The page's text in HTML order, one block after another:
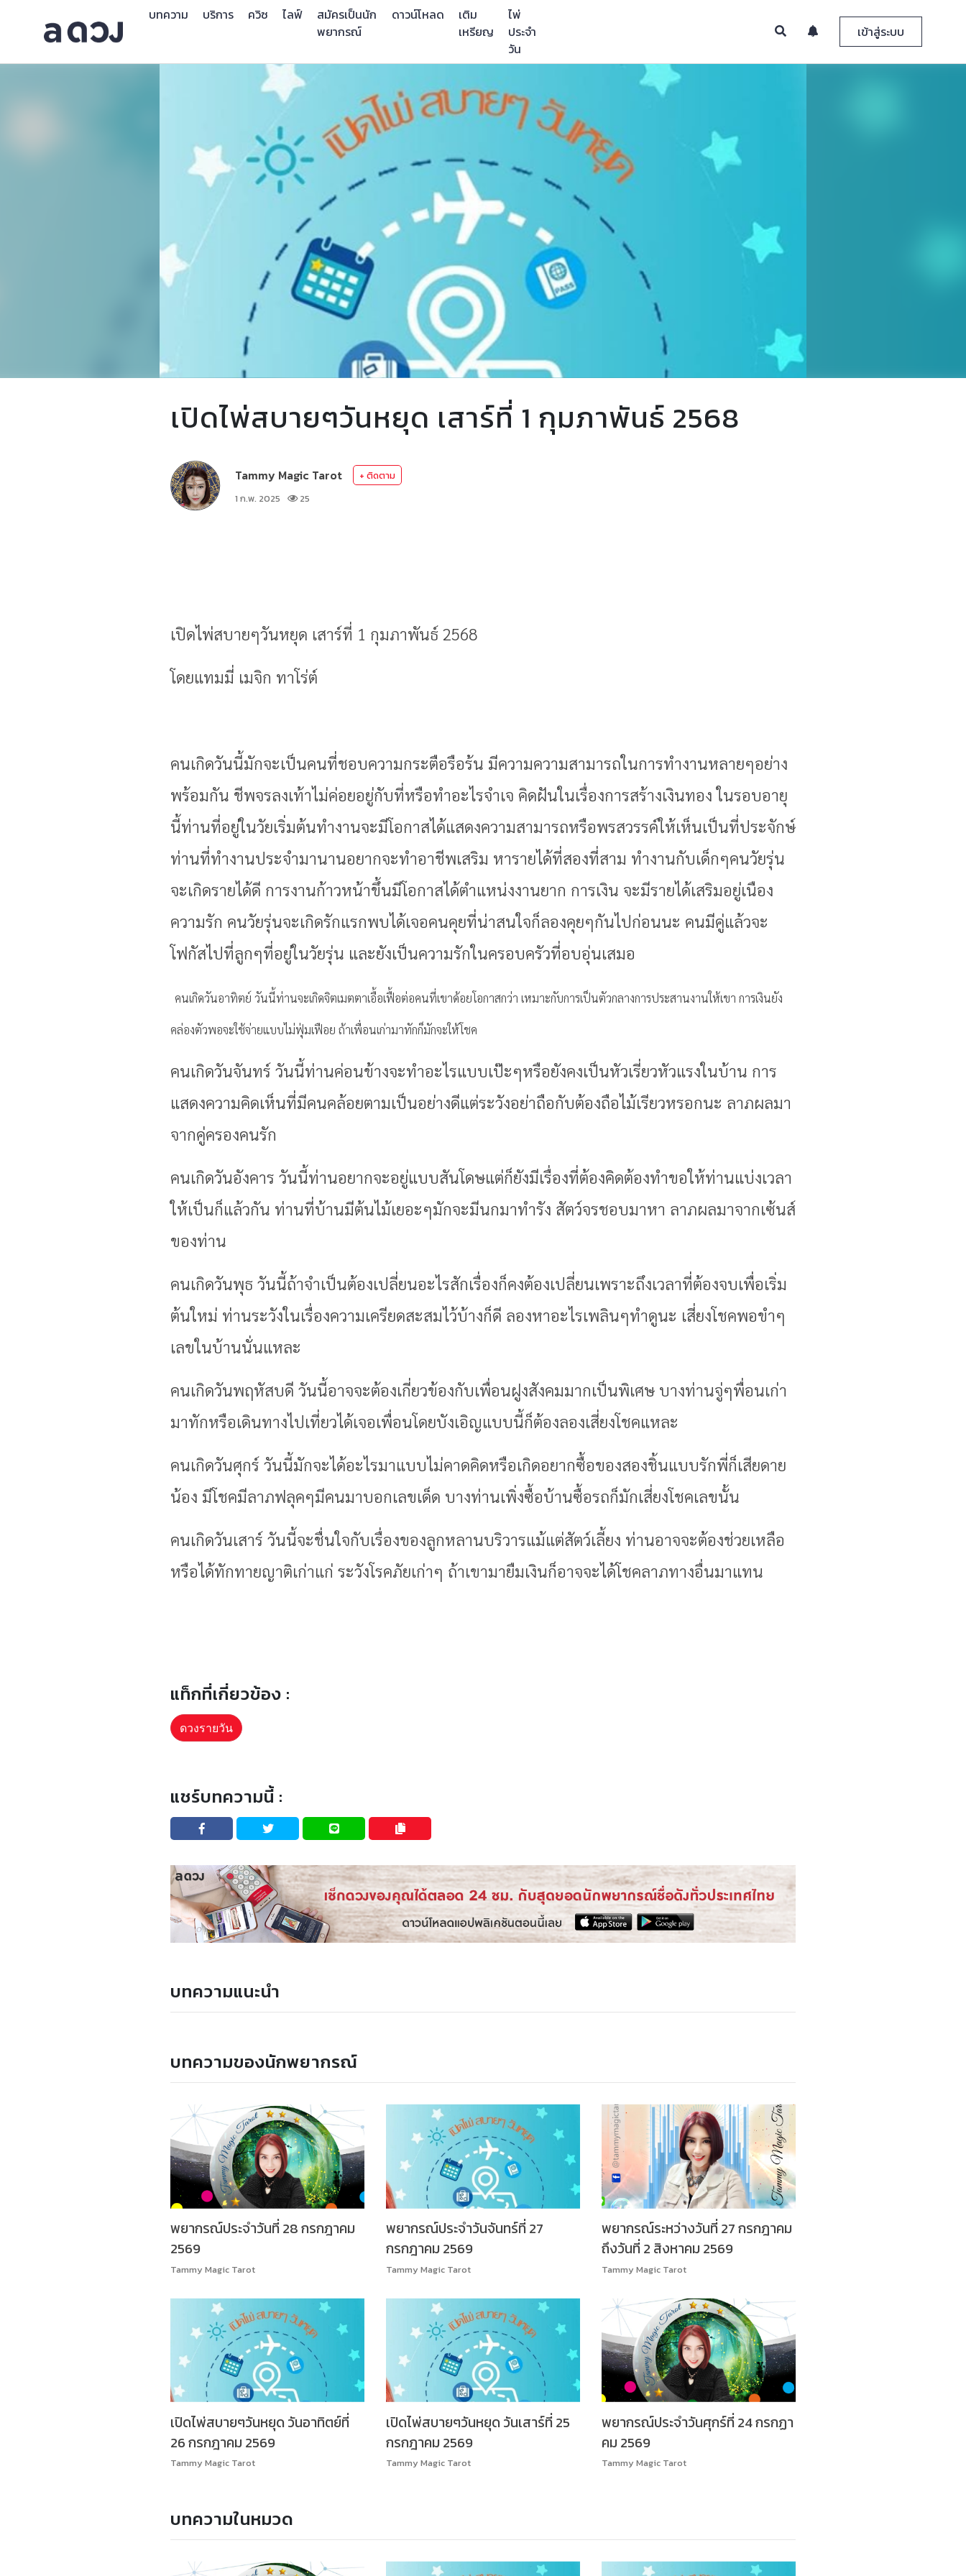
บทความ บริการ ควิซ ไลฟ์
สมัครเป็นนัก
พยากรณ์
ดาวน์โหลด
เติม
เหรียญ
ไพ่
ประจำ
วัน
เข้าสู่ระบบ
เปิดไพ่สบายๆวันหยุด เสาร์ที่ 1 กุมภาพันธ์ 2568
Tammy Magic Tarot
+ ติดตาม
1 ก.พ. 2025
25
เปิดไพ่สบายๆวันหยุด เสาร์ที่ 1 กุมภาพันธ์ 2568
โดยแทมมี่ เมจิก ทาโร่ต์
คนเกิดวันนี้มักจะเป็นคนที่ชอบความกระตือรือร้น มีความความสามารถในการทำงานหลายๆอย่าง
พร้อมกัน ชีพจรลงเท้าไม่ค่อยอยู่กับที่หรือทำอะไรจำเจ คิดฝันในเรื่องการสร้างเงินทอง ในรอบอายุ
นี้ท่านที่อยู่ในวัยเริ่มต้นทำงานจะมีโอกาสได้แสดงความสามารถหรือพรสวรรค์ให้เห็นเป็นที่ประจักษ์
ท่านที่ทำงานประจำมานานอยากจะทำอาชีพเสริม หารายได้ที่สองที่สาม ทำงานกับเด็กๆคนวัยรุ่น
จะเกิดรายได้ดี การงานก้าวหน้าขึ้นมีโอกาสได้ตำแหน่งงานยาก การเงิน จะมีรายได้เสริมอยู่เนือง
ความรัก คนวัยรุ่นจะเกิดรักแรกพบได้เจอคนคุยที่น่าสนใจก็ลองคุยๆกันไปก่อนนะ คนมีคู่แล้วจะ
โฟกัสไปที่ลูกๆที่อยู่ในวัยรุ่น และยังเป็นความรักในครอบครัวที่อบอุ่นเสมอ
คนเกิดวันอาทิตย์ วันนี้ท่านจะเกิดจิตเมตตาเอื้อเฟื้อต่อคนที่เขาด้อยโอกาสกว่า เหมาะกับการเป็นตัวกลางการประสานงานให้เขา การเงินยัง
คล่องตัวพอจะใช้จ่ายแบบไม่ฟุ่มเฟือย ถ้าเพื่อนเก่ามาทักก็มักจะให้โชค
คนเกิดวันจันทร์ วันนี้ท่านค่อนข้างจะทำอะไรแบบเป๊ะๆหรือยังคงเป็นหัวเรี่ยวหัวแรงในบ้าน การ
แสดงความคิดเห็นที่มีคนคล้อยตามเป็นอย่างดีแต่ระวังอย่าถือกับต้องถือไม้เรียวหรอกนะ ลาภผลมา
จากคู่ครองคนรัก
คนเกิดวันอังคาร วันนี้ท่านอยากจะอยู่แบบสันโดษแต่ก็ยังมีเรื่องที่ต้องคิดต้องทำขอให้ท่านแบ่งเวลา
ให้เป็นก็แล้วกัน ท่านที่บ้านมีต้นไม้เยอะๆมักจะมีนกมาทำรัง สัตว์จรชอบมาหา ลาภผลมาจากเซ้นส์
ของท่าน
คนเกิดวันพุธ วันนี้ถ้าจำเป็นต้องเปลี่ยนอะไรสักเรื่องก็คงต้องเปลี่ยนเพราะถึงเวลาที่ต้องจบเพื่อเริ่ม
ต้นใหม่ ท่านระวังในเรื่องความเครียดสะสมไว้บ้างก็ดี ลองหาอะไรเพลินๆทำดูนะ เสี่ยงโชคพอขำๆ
เลขในบ้านนั่นแหละ
คนเกิดวันพฤหัสบดี วันนี้อาจจะต้องเกี่ยวข้องกับเพื่อนฝูงสังคมมากเป็นพิเศษ บางท่านจู่ๆพื่อนเก่า
มาทักหรือเดินทางไปเที่ยวได้เจอเพื่อนโดยบังเอิญแบบนี้ก็ต้องลองเสี่ยงโชคแหละ
คนเกิดวันศุกร์ วันนี้มักจะได้อะไรมาแบบไม่คาดคิดหรือเกิดอยากซื้อของสองชิ้นแบบรักพี่ก็เสียดาย
น้อง มีโชคมีลาภฟลุคๆมีคนมาบอกเลขเด็ด บางท่านเพิ่งซื้อบ้านซื้อรถก็มักเสี่ยงโชคเลขนั้น
คนเกิดวันเสาร์ วันนี้จะชื่นใจกับเรื่องของลูกหลานบริวารแม้แต่สัตว์เลี้ยง ท่านอาจจะต้องช่วยเหลือ
หรือได้ทักทายญาติเก่าแก่ ระวังโรคภัยเก่าๆ ถ้าเขามายืมเงินก็อาจจะได้โชคลาภทางอื่นมาแทน
แท็กที่เกี่ยวข้อง :
ดวงรายวัน
แชร์บทความนี้ :
บทความแนะนำ
บทความของนักพยากรณ์
พยากรณ์ประจำวันที่ 28 กรกฎาคม
2569
Tammy Magic Tarot
พยากรณ์ประจำวันจันทร์ที่ 27
กรกฎาคม 2569
Tammy Magic Tarot
พยากรณ์ระหว่างวันที่ 27 กรกฎาคม
ถึงวันที่ 2 สิงหาคม 2569
Tammy Magic Tarot
เปิดไพ่สบายๆวันหยุด วันอาทิตย์ที่
26 กรกฎาคม 2569
Tammy Magic Tarot
เปิดไพ่สบายๆวันหยุด วันเสาร์ที่ 25
กรกฎาคม 2569
Tammy Magic Tarot
พยากรณ์ประจำวันศุกร์ที่ 24 กรกฏา
คม 2569
Tammy Magic Tarot
บทความในหมวด